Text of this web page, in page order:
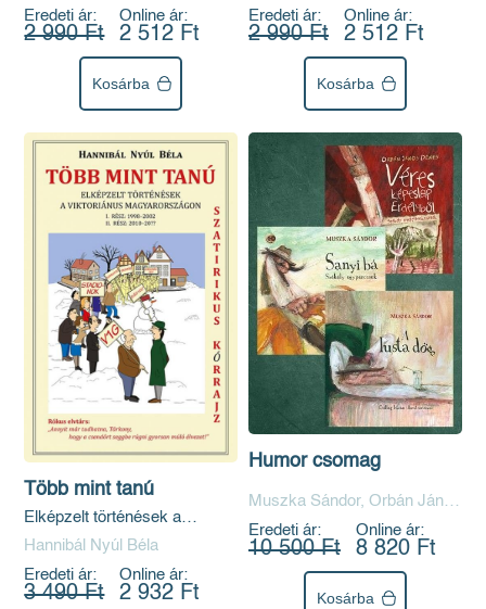
Eredeti ár:
2 990 Ft
Online ár:
2 512 Ft
Kosárba
Eredeti ár:
2 990 Ft
Online ár:
2 512 Ft
Kosárba
Több mint tanú
Elképzelt történések a
viktoriánus Magyarországon
Hannibál Nyúl Béla
Eredeti ár:
3 490 Ft
Online ár:
2 932 Ft
Humor csomag
Muszka Sándor, Orbán János
Dénes
Eredeti ár:
10 500 Ft
Online ár:
8 820 Ft
Kosárba